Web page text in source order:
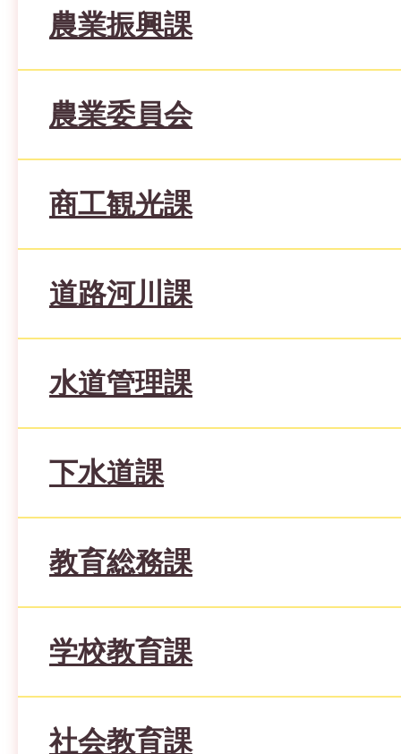
農業振興課
農業委員会
商工観光課
道路河川課
水道管理課
下水道課
教育総務課
学校教育課
社会教育課